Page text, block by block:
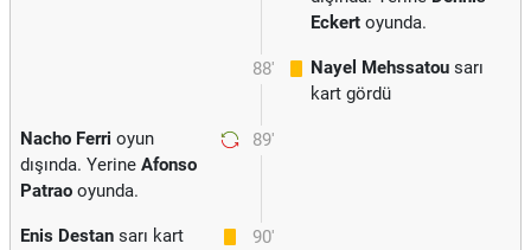
Eckert oyunda.
88' Nayel Mehssatou sarı
kart gördü
89'
Nacho Ferri oyun
dışında. Yerine Afonso
Patrao oyunda.
90'
Enis Destan sarı kart